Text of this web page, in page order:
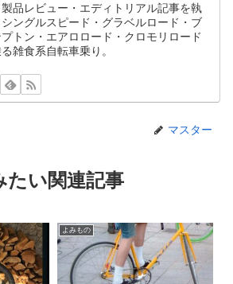
製品レビュー・エディトリアル記事を執
ングルスピード・グラベルロード・ブ
プトン・エアロロード・クロモリロード
雑食系自転車乗り。
マスター
たい関連記事
よみもの